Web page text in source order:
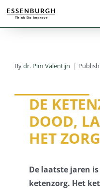
Ga
naar
Bydr. Pim Valentijn |
DE
DOOD,
HET
De laatste jaren
ketenzorg. Het